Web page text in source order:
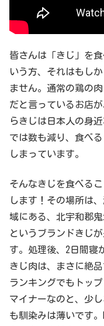
皆さんは「きじ」を
いう方、それはもし
ません。通常の鶏の
だと言っているお店
らきじは日本人の身
では数も減り、食べ
しまっています。
そんなきじを食べる
します！その場所は
域にある、北宇和郡
というブランドきじ
す。処理後、2日間寝
きじ肉は、まさに絶
ランキングでもトッ
マイナーなのと、少
も馴染みは薄いです。